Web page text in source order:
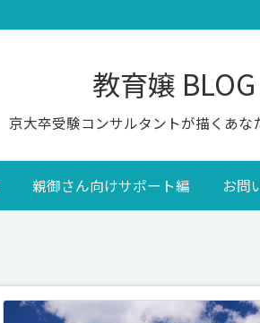
教育嬢 BLOG
京大卒受験コンサルタントが描くあな
親御さん向けサポート編 お問